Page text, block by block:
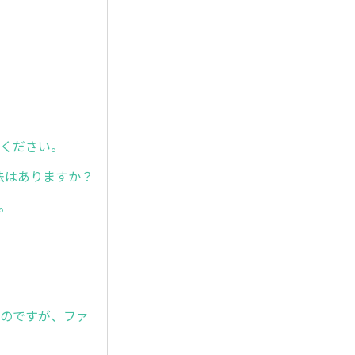
ださい。
ありますか？
ですが、ファ